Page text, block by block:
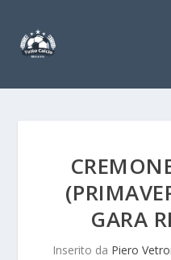
GARA
Inserito da Piero